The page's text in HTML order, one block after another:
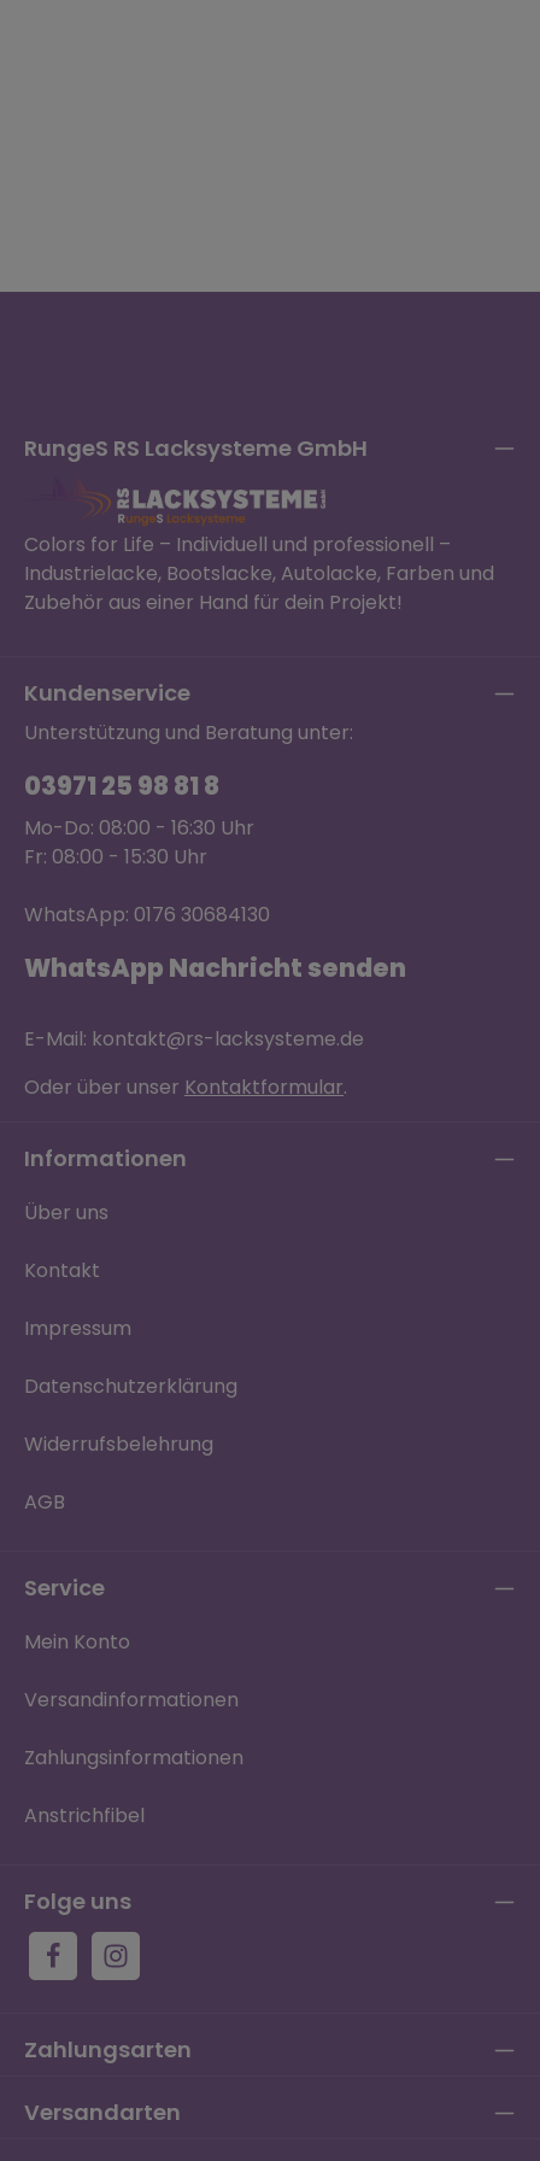
RungeS RS Lacksysteme GmbH
Colors for Life – Individuell und professionell –
Industrielacke, Bootslacke, Autolacke, Farben und
Zubehör aus einer Hand für dein Projekt!
Kundenservice
Unterstützung und Beratung unter:
03971 25 98 81 8
Mo-Do: 08:00 - 16:30 Uhr
Fr: 08:00 - 15:30 Uhr
WhatsApp: 0176 30684130
WhatsApp Nachricht senden
E-Mail: kontakt@rs-lacksysteme.de
Oder über unser Kontaktformular.
Informationen
Über uns
Kontakt
Impressum
Datenschutzerklärung
Widerrufsbelehrung
AGB
Service
Mein Konto
Versandinformationen
Zahlungsinformationen
Anstrichfibel
Folge uns
Zahlungsarten
Versandarten